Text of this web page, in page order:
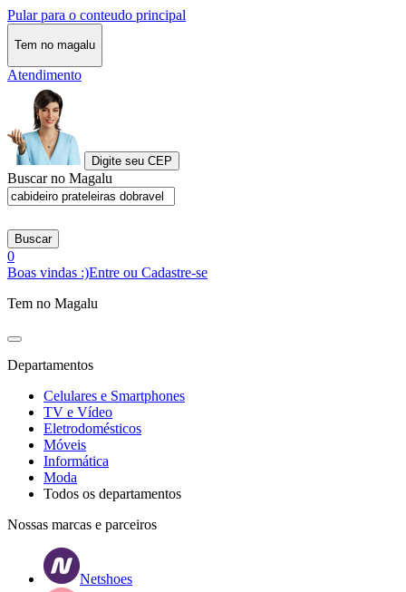
Pular para o conteudo principal
Tem no magalu
Atendimento
Digite seu CEP
Buscar no Magalu
Buscar
0
Boas vindas :)Entre ou Cadastre-se
Tem no Magalu
Departamentos
Celulares e Smartphones
TV e Vídeo
Eletrodomésticos
Móveis
Informática
Moda
Todos os departamentos
Nossas marcas e parceiros
Netshoes